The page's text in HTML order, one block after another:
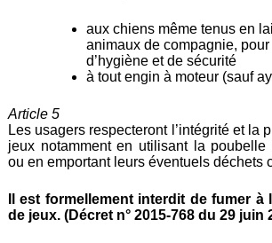
aux chiens même tenus en
animaux de compagnie,
d’hygiène et de sécurité
à tout engin à moteur (sauf
Article 5
Les usagers respecteront l’intégrité et la
jeux notamment en utilisant la poubelle
ou en emportant leurs éventuels déchets
Il est formellement interdit de fumer à
de jeux. (Décret n° 2015-768 du 29 juin